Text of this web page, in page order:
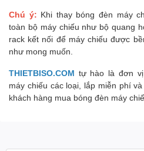
Chú ý: Khi thay bóng đèn máy
toàn bộ máy chiếu như bộ quang
rack kết nối để máy chiếu được
như mong muốn.
THIETBISO.COM tự hào là đơn
máy chiếu các loại, lắp miễn phí
khách hàng mua bóng đèn máy